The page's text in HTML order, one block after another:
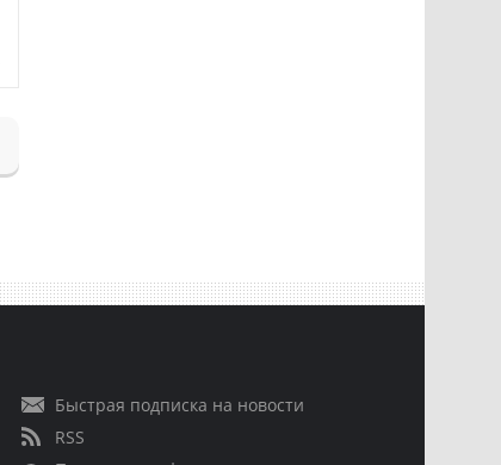
Быстрая подписка на новости
RSS